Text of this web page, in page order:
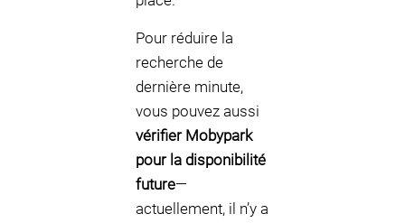
Pour réduire la
recherche de
dernière minute,
vous pouvez aussi
vérifier Mobypark
pour la disponibilité
future—
actuellement, il n’y a